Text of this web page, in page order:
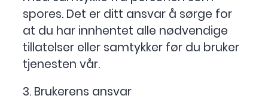
spores. Det er ditt ansvar å sørge for
at du har innhentet alle nødvendige
tillatelser eller samtykker før du bruker
tjenesten vår.
3. Brukerens ansvar